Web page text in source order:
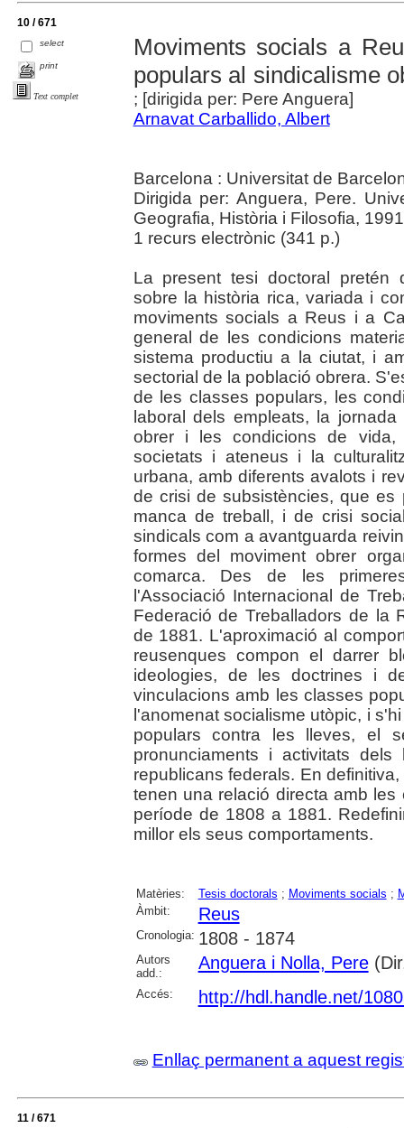
10 / 671
select
print
Text complet
Moviments socials a
populars al sindicalisme
; [dirigida per: Pere Anguera]
Arnavat Carballido, Albert
Barcelona : Universitat de
Dirigida per: Anguera, Pere.
Geografia, Història i Filosofia, 1991
1 recurs electrònic (341 p.)
La present tesi doctoral pretén
sobre la història rica, variada i
moviments socials a Reus i a
general de les condicions
sistema productiu a la ciutat, i
sectorial de la població obrera.
de les classes populars, les
laboral dels empleats, la
obrer i les condicions de vida,
societats i ateneus i la
urbana, amb diferents avalots i
de crisi de subsistències, que
manca de treball, i de crisi
sindicals com a avantguarda
formes del moviment obrer
comarca. Des de les
l'Associació Internacional de
Federació de Treballadors de la
de 1881. L'aproximació al
reusenques compon el darrer
ideologies, de les doctrines i
vinculacions amb les classes
l'anomenat socialisme utòpic, i
populars contra les lleves, el
pronunciaments i activitats dels
republicans federals. En
tenen una relació directa amb
període de 1808 a 1881.
millor els seus comportaments.
Matèries: Tesis doctorals ; Moviments socials ;
Àmbit:
Reus
Cronologia: 1808 - 1874
Autors
add.:
Anguera i Nolla, Pere
Accés: http://hdl.handle.net/
Enllaç permanent a aquest
11 / 671